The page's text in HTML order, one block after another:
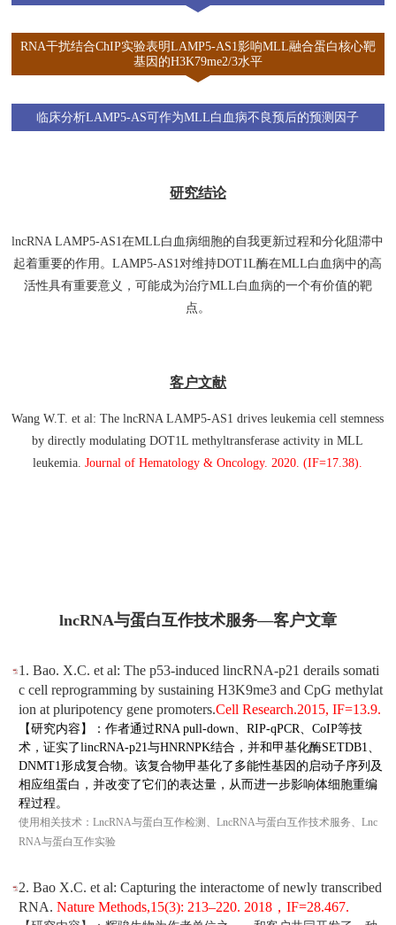
RNA干扰结合ChIP实验表明LAMP5-AS1影响MLL融合蛋白核心靶
基因的H3K79me2/3水平
临床分析LAMP5-AS可作为MLL白血病不良预后的预测因子
研究结论
lncRNA LAMP5-AS1在MLL白血病细胞的自我更新过程和分化阻滞中
起着重要的作用。LAMP5-AS1对维持DOT1L酶在MLL白血病中的高
活性具有重要意义，可能成为治疗MLL白血病的一个有价值的靶
点。
客户文献
Wang W.T. et al: The lncRNA LAMP5-AS1 drives leukemia cell stemness
by directly modulating DOT1L methyltransferase activity in MLL
leukemia. Journal of Hematology & Oncology. 2020. (IF=17.38).
lncRNA与蛋白互作技术服务—客户文章
1. Bao. X.C. et al: The p53-induced lincRNA-p21 derails somati
c cell reprogramming by sustaining H3K9me3 and CpG methylat
ion at pluripotency gene promoters.Cell Research.2015, IF=13.9.
【研究内容】：作者通过RNA pull-down、RIP-qPCR、CoIP等技
术，证实了lincRNA-p21与HNRNPK结合，并和甲基化酶SETDB1、
DNMT1形成复合物。该复合物甲基化了多能性基因的启动子序列及
相应组蛋白，并改变了它们的表达量，从而进一步影响体细胞重编
程过程。
使用相关技术：LncRNA与蛋白互作检测、LncRNA与蛋白互作技术服务、Lnc
RNA与蛋白互作实验
2. Bao X.C. et al: Capturing the interactome of newly transcribed
RNA.Nature Methods,15(3): 213–220. 2018，IF=28.467.